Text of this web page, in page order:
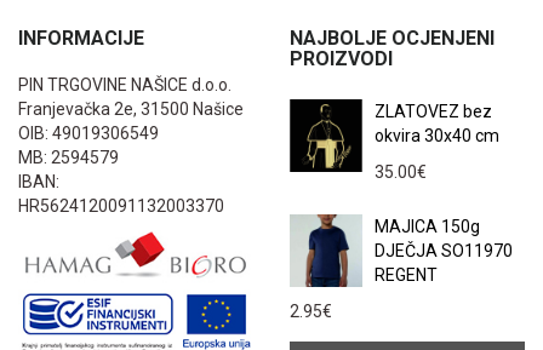
INFORMACIJE
PIN TRGOVINE NAŠICE d.o.o.
Franjevačka 2e, 31500 Našice
OIB: 49019306549
MB: 2594579
IBAN:
HR5624120091132003370
NAJBOLJE OCJENJENI
PROIZVODI
ZLATOVEZ bez
okvira 30x40 cm
35.00€
MAJICA 150g
DJEČJA SO11970
REGENT
2.95€